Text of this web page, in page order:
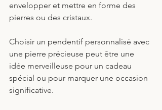
envelopper et mettre en forme des
pierres ou des cristaux.
Choisir un pendentif personnalisé avec
une pierre précieuse peut être une
idée merveilleuse pour un cadeau
spécial ou pour marquer une occasion
significative.